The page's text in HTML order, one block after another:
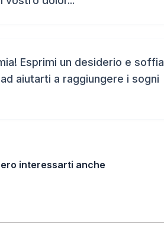
Esprimi un desiderio e soffia
aiutarti a raggiungere i sogni
interessarti anche